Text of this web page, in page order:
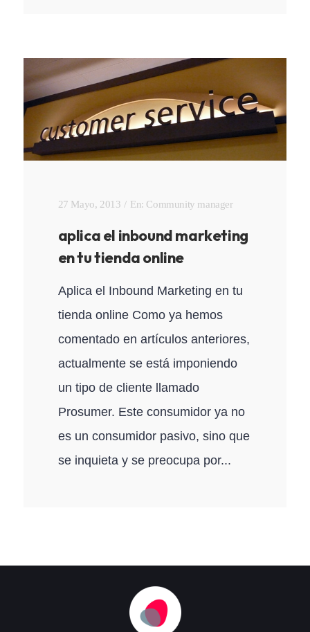
27 Mayo, 2013 En: Community manager
aplica el inbound marketing
en tu tienda online
Aplica el Inbound Marketing en tu
tienda online Como ya hemos
comentado en artículos anteriores,
actualmente se está imponiendo
un tipo de cliente llamado
Prosumer. Este consumidor ya no
es un consumidor pasivo, sino que
se inquieta y se preocupa por...